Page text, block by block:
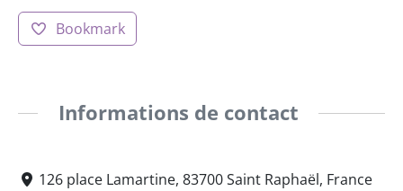
Bookmark
Informations de contact
126 place Lamartine, 83700 Saint Raphaël, France